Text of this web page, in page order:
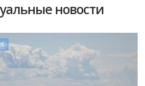
новости